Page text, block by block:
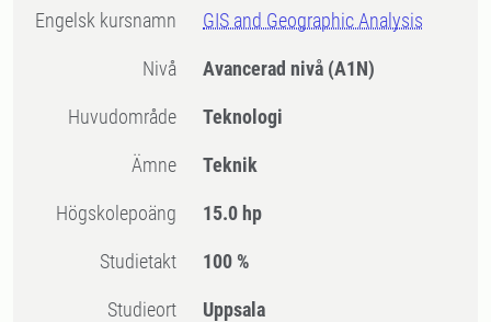
Engelsk kursnamn GIS and Geographic Analysis
Nivå Avancerad nivå (A1N)
Huvudområde Teknologi
Ämne Teknik
högskolepoäng 15.0 hp
Studietakt 100 %
Studieort Uppsala